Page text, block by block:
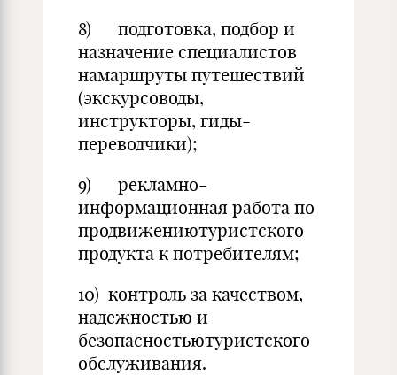
8) подготовка, подбор и
назначение специалистов
намаршруты путешествий
(экскурсоводы,
инструкторы, гиды-
переводчики);
9) рекламно-
информационная работа по
продвижениютуристского
продукта к потребителям;
10) контроль за качеством,
надежностью и
безопасностьютуристского
обслуживания.